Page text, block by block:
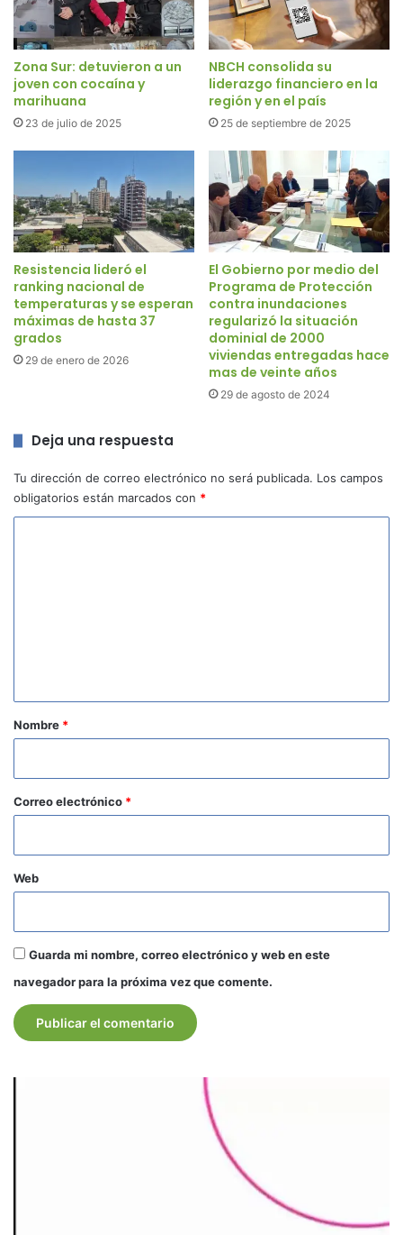
Zona Sur: detuvieron a un
joven con cocaína y
marihuana
23 de julio de 2025
NBCH consolida su
liderazgo financiero en la
región y en el país
25 de septiembre de 2025
Resistencia lideró el
ranking nacional de
temperaturas y se esperan
máximas de hasta 37
grados
29 de enero de 2026
El Gobierno por medio del
Programa de Protección
contra inundaciones
regularizó la situación
dominial de 2000
viviendas entregadas hace
mas de veinte años
29 de agosto de 2024
Deja una respuesta
Tu dirección de correo electrónico no será publicada. Los campos
obligatorios están marcados con *
r
*
Nombre *
Correo electrónico *
Web
Guarda mi nombre, correo electrónico y web en este
navegador para la próxima vez que comente.